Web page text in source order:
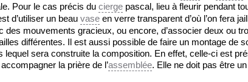
Pour le cas précis du cierge pascal, lieu à fleurir pendant
d’utiliser un beau vase en verre transparent d’où l’on fera
des mouvements gracieux, ou encore, d’associer deux ou
différentes. Il est aussi possible de faire un montage de
lequel sera construite la composition. En effet, celle-ci est
la prière de l’assemblée. Elle ne doit pas être